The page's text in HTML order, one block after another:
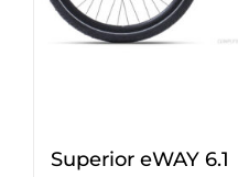
Superior eWAY 6.1